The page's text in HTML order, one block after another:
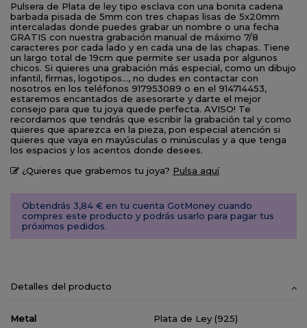
Pulsera de Plata de ley tipo esclava con una bonita cadena
barbada pisada de 5mm con tres chapas lisas de 5x20mm
intercaladas donde puedes grabar un nombre o una fecha
GRATIS con nuestra grabación manual de máximo 7/8
caracteres por cada lado y en cada una de las chapas. Tiene
un largo total de 19cm que permite ser usada por algunos
chicos. Si quieres una grabación más especial, como un dibujo
infantil, firmas, logotipos..., no dudes en contactar con
nosotros en los teléfonos 917953089 o en el 914714453,
estaremos encantados de asesorarte y darte el mejor
consejo para que tu joya quede perfecta. AVISO! Te
recordamos que tendrás que escribir la grabación tal y como
quieres que aparezca en la pieza, pon especial atención si
quieres que vaya en mayúsculas o minúsculas y a que tenga
los espacios y los acentos donde desees.
¿Quieres que grabemos tu joya? Pulsa aquí­
Obtendrás 3,84 € en tu cuenta GotMoney cuando
compres este producto y podrás usarlo para pagar tus
próximos pedidos.
Detalles del producto
Metal
Plata de Ley (925)